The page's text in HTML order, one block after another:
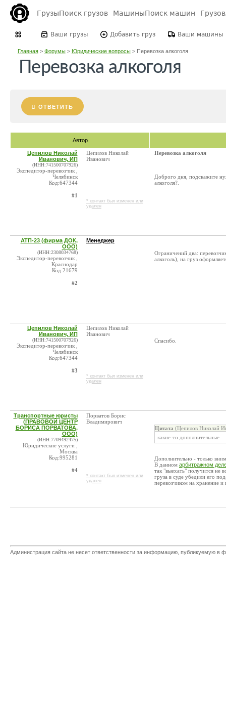
ГрузыПоиск грузов МашиныПоиск машин
Ваши грузы Добавить груз Ваши машины
Главная> Форумы> Юридические вопросы> Перевозка алкоголя
Перевозка алкоголя
ОТВЕТИТЬ
Автор
Цепилов Николай
Иванович, ИП
(ИНН:741500707926)
Экспедитор-перевозчик ,
Челябинск
Код:647344
#1
Цепилов Николай
Иванович
* контакт был изменен или
удален
Перевозка алкоголя
Доброго дня, подскажите
алкоголя?.
АТП-23 (фирма ДОК,
ООО)
(ИНН:2308034768)
Экспедитор-перевозчик ,
Краснодар
Код:21679
#2
Менеджер
Ограничений два:
алкоголь), на груз
Цепилов Николай
Иванович, ИП
(ИНН:741500707926)
Экспедитор-перевозчик ,
Челябинск
Код:647344
#3
Цепилов Николай
Иванович
* контакт был изменен или
удален
Спасибо.
Транспортные юристы
(ПРАВОВОЙ ЦЕНТР
БОРИСА ПОРВАТОВА,
ООО)
(ИНН:7709492475)
Юридические услуги ,
Москва
Код:995281
#4
Порватов Борис
Владимирович
* контакт был изменен или
удален
Цитата (Цепилов Николай
какие-то дополнительные
Дополнительно - только
В данном арбитражном
так "выехать" получится не
груза в суде убедили его
перевозчиком на хранение
Администрация сайта не несет ответственности за информацию, публикуемую